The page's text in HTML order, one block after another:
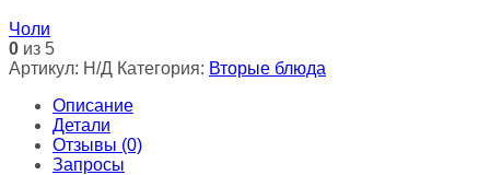
Чоли
0 из 5
Артикул: Н/Д Категория: Вторые блюда
Описание
Детали
Отзывы (0)
Запросы